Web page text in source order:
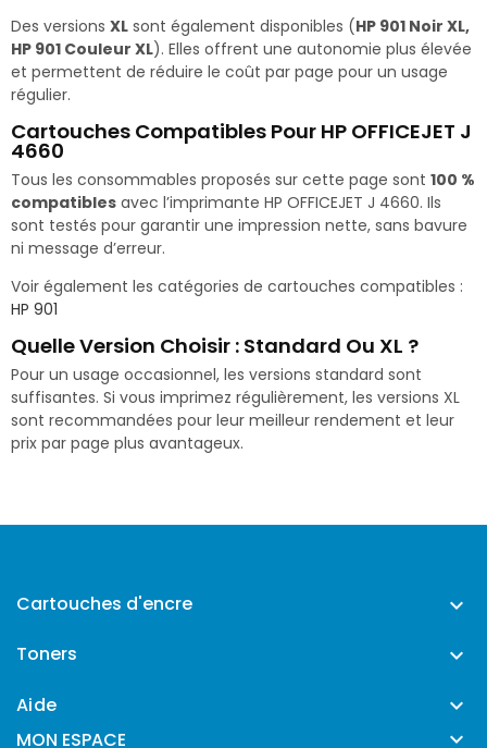
Des versions XL sont également disponibles (HP 901 Noir XL,
HP 901 Couleur XL). Elles offrent une autonomie plus élevée
et permettent de réduire le coût par page pour un usage
régulier.
Cartouches Compatibles Pour HP OFFICEJET J
4660
Tous les consommables proposés sur cette page sont 100 %
compatibles avec l’imprimante HP OFFICEJET J 4660. Ils
sont testés pour garantir une impression nette, sans bavure
ni message d’erreur.
Voir également les catégories de cartouches compatibles :
HP 901
Quelle Version Choisir : Standard Ou XL ?
Pour un usage occasionnel, les versions standard sont
suffisantes. Si vous imprimez régulièrement, les versions XL
sont recommandées pour leur meilleur rendement et leur
prix par page plus avantageux.
Cartouches d'encre 
Toners 
Aide 
MON ESPACE 